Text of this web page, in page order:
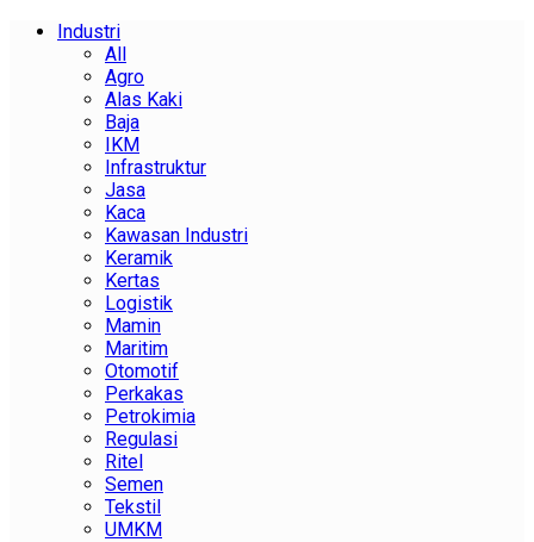
Industri
All
Agro
Alas Kaki
Baja
IKM
Infrastruktur
Jasa
Kaca
Kawasan Industri
Keramik
Kertas
Logistik
Mamin
Maritim
Otomotif
Perkakas
Petrokimia
Regulasi
Ritel
Semen
Tekstil
UMKM